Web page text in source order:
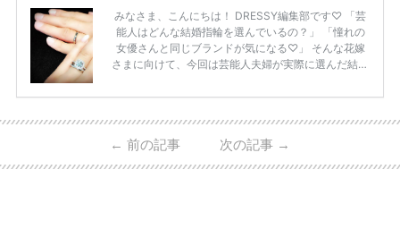
みなさま、こんにちは！ DRESSY編集部です♡ 「芸
能人はどんな結婚指輪を選んでいるの？」 「憧れの
女優さんと同じブランドが気になる♡」 そんな花嫁
さまに向けて、今回は芸能人夫婦が実際に選んだ結婚
ーウィンストンやカルティエ、ティファニーなど世界
日本で人気のブランドまで幅広くご紹介。 さらに、
・愛用している芸能人夫婦 ・リングの特徴や魅力 ・
← 前の記事 次の記事 →